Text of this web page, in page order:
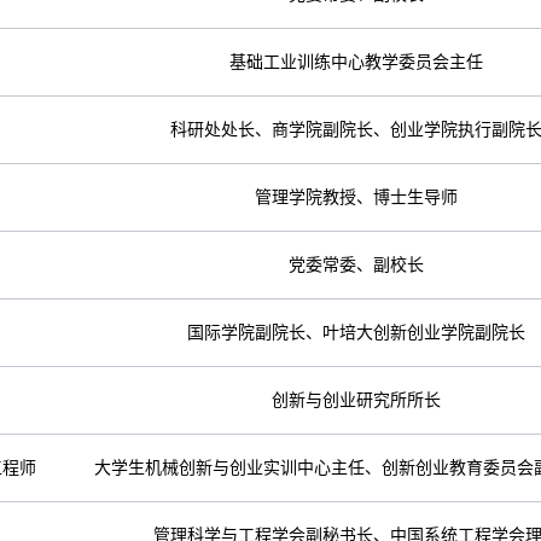
基础工业训练中心教学委员会主任
科研处处长、商学院副院长、创业学院执行副院
管理学院教授、博士生导师
党委常委、副校长
国际学院副院长、叶培大创新创业学院副院长
创新与创业研究所所长
师 大学生机械创新与创业实训中心主任、创新创业教育委员会
管理科学与工程学会副秘书长、中国系统工程学会